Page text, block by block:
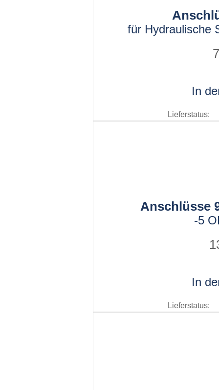
für Hydraulische
In
Lieferstatus:
Anschlüsse
-5
In
Lieferstatus: